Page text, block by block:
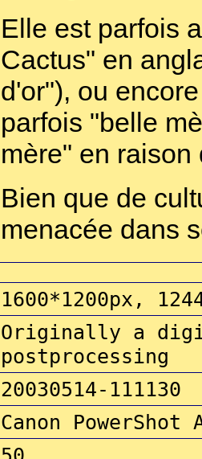
Elle est parfois
Cactus" en
d'or"), ou
parfois "belle
mère" en
Bien que de
menacée dans
1600*1200px,
Originally a
postprocessing
20030514-111130
Canon PowerShot